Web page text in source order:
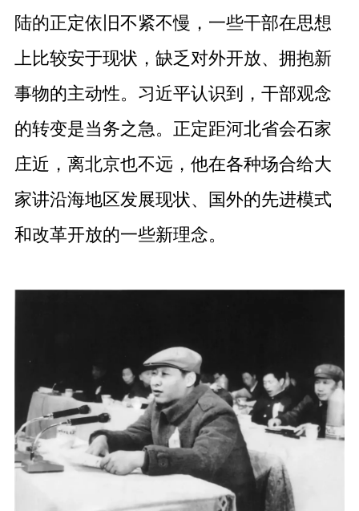
陆的正定依旧不紧不慢，一些干部在思想
上比较安于现状，缺乏对外开放、拥抱新
事物的主动性。习近平认识到，干部观念
的转变是当务之急。正定距河北省会石家
庄近，离北京也不远，他在各种场合给大
家讲沿海地区发展现状、国外的先进模式
和改革开放的一些新理念。